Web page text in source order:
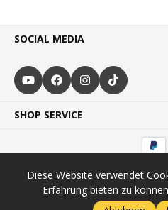
SOCIAL MEDIA
SHOP SERVICE
* Preise inkl. MwSt. zzgl.
Nachnahmegebühren,
Diese Website verwendet
Erfahrung bieten zu